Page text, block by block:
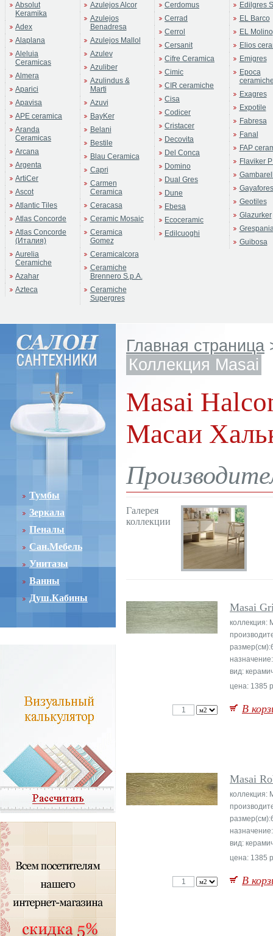
Absolut
Keramika
Adex
Alaplana
Aleluia
Ceramicas
Almera
Aparici
Apavisa
APE ceramica
Aranda
Ceramicas
Arcana
Argenta
ArtiCer
Ascot
Atlantic Tiles
Atlas Concorde
Atlas Concorde
(Италия)
Aurelia
Ceramiche
Azahar
Azteca
Azulejos Alcor
Azulejos
Benadresa
Azulejos Mallol
Azulev
Azuliber
Azulindus &
Marti
Azuvi
BayKer
Belani
Bestile
Blau Ceramica
Capri
Carmen
Ceramica
Ceracasa
Ceramic Mosaic
Ceramica
Gomez
Ceramicalcora
Ceramiche
Brennero S.p.A.
Ceramiche
Supergres
Cerdomus
Cerrad
Cerrol
Cersanit
Cifre Ceramica
Cimic
CIR ceramiche
Cisa
Codicer
Cristacer
Decovita
Del Conca
Domino
Dual Gres
Dune
Ebesa
Ecoceramic
Edilcuoghi
Edilgres
EL Barco
EL Molino
Elios
Emigres
Epoca
Exagres
Expotile
Fabresa
Fanal
FAP
Flaviker
Gayafores
Geotiles
Glazurker
Guibosa
Тумбы
Зеркала
Пеналы
Сан.Мебель
Унитазы
Ванны
Душ.Кабины
Главная страница
Коллекция Masai
Masai
Масаи
Галерея
коллекции
Masai
коллекция:
вид:
цена: 1385
В
Masai
коллекция:
вид:
цена: 1385
В